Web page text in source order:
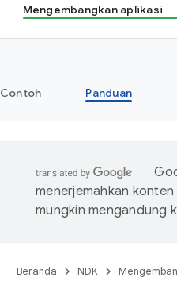
Mengembangkan aplikasi
Contoh Panduan
menerjemahkan
mungkin mengandung
Beranda NDK